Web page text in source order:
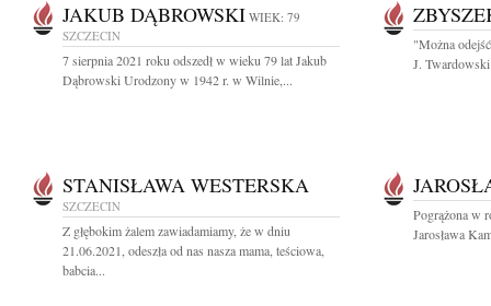
JAKUB DĄBROWSKI WIEK: 79
SZCZECIN
7 sierpnia 2021 roku odszedł w wieku 79 lat Jakub
Dąbrowski Urodzony w 1942 r. w Wilnie,...
"Można
J.
STANISŁAWA WESTERSKA
SZCZECIN
Z głębokim żalem zawiadamiamy, że w dniu
21.06.2021, odeszła od nas nasza mama, teściowa,
babcia...
Pogrążona w
Jarosława